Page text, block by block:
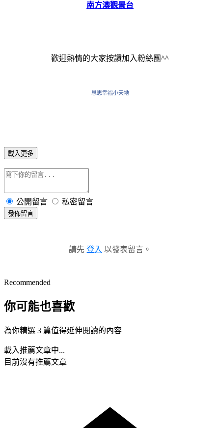
南方澳觀景台
歡迎熱情的大家按讚加入粉絲團^^
思思幸福小天地
載入更多
公開留言 私密留言
發佈留言
請先 登入 以發表留言。
Recommended
你可能也喜歡
為你精選 3 篇值得延伸閱讀的內容
載入推薦文章中...
目前沒有推薦文章